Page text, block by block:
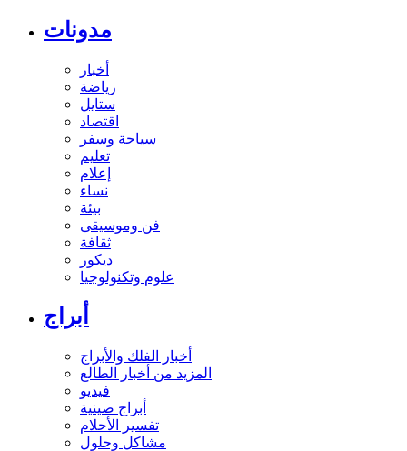
مدونات
أخبار
رياضة
ستايل
اقتصاد
سياحة وسفر
تعليم
إعلام
نساء
بيئة
فن وموسيقى
ثقافة
ديكور
علوم وتكنولوجيا
أبراج
أخبار الفلك والأبراج
المزيد من أخبار الطالع
فيديو
أبراج صينية
تفسير الأحلام
مشاكل وحلول